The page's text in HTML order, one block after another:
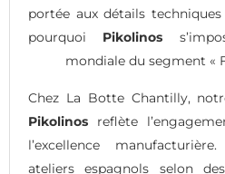
portée aux détails
pourquoi Pikolinos
mondiale du segment «
Chez La Botte Chantilly,
Pikolinos reflète
l’excellence
ateliers espagnols selon